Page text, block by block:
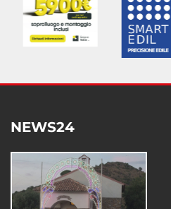
NEWS24